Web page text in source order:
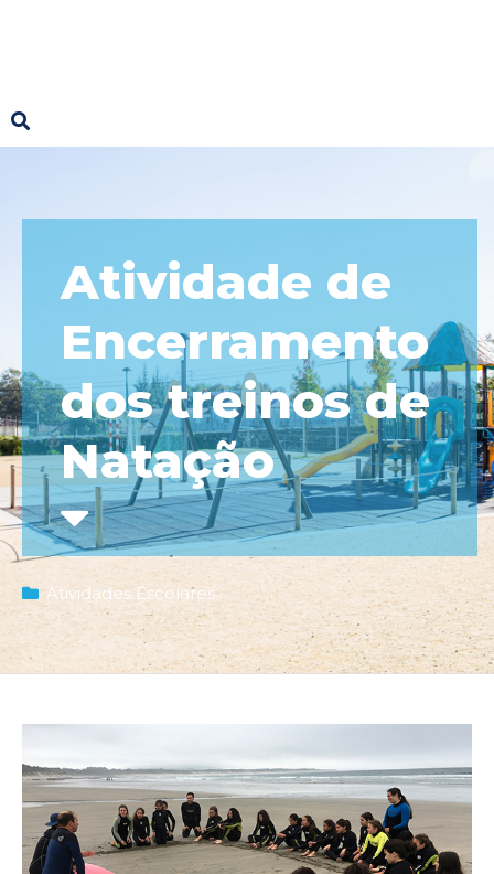
Atividade de
Encerramento
dos treinos de
Natação
Atividades Escolares